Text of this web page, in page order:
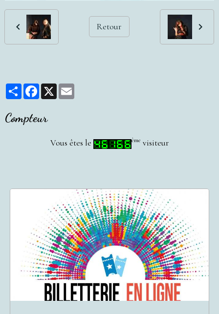
Retour
PartagerFacebook
X
Compteur
Vous êtes le ème visiteur